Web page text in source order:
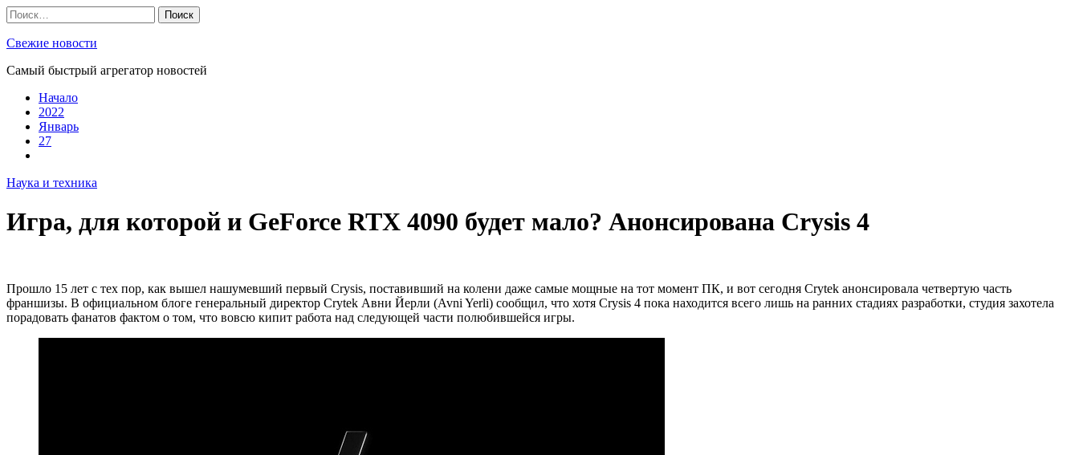
Skip
to
content
Найти:
Свежие новости
Самый быстрый агрегатор новостей
Начало
2022
Январь
27
Наука и техника
Игра, для которой и GeForce RTX 4090 будет мало? Анонсирована Crysis 4
Прошло 15 лет с тех пор, как вышел нашумевший первый Crysis, поставивший на колени даже самые мощные на тот момент ПК, и вот сегодня Crytek анонсировала четвертую часть
франшизы. В официальном блоге генеральный директор Crytek Авни Йерли (Avni Yerli) сообщил, что хотя Crysis 4 пока находится всего лишь на ранних стадиях разработки, студия захотела
порадовать фанатов фактом о том, что вовсю кипит работа над следующей части полюбившейся игры.